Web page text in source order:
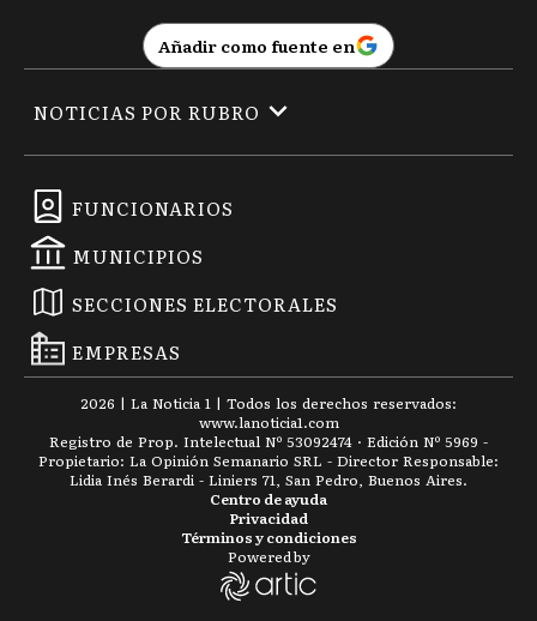
Añadir como fuente en
FUNCIONARIOS
MUNICIPIOS
SECCIONES ELECTORALES
EMPRESAS
NOTICIAS POR RUBRO
2026 | La Noticia 1 | Todos los derechos reservados:
www.lanoticia1.com
Registro de Prop. Intelectual Nº 53092474 · Edición Nº 5969 -
Propietario: La Opinión Semanario SRL - Director Responsable:
Lidia Inés Berardi - Liniers 71, San Pedro, Buenos Aires.
Términos y condiciones
Privacidad
Centro de ayuda
Powered by